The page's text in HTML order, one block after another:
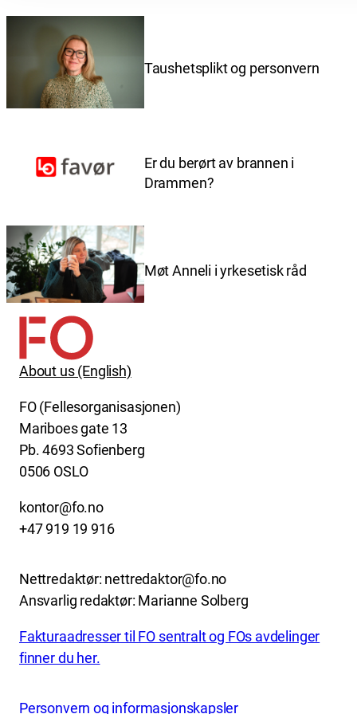
Taushetsplikt og personvern
Er du berørt av brannen i
Drammen?
Møt Anneli i yrkesetisk råd
About us (English)
FO (Fellesorganisasjonen)
Mariboes gate 13
Pb. 4693 Sofienberg
0506 OSLO
kontor@fo.no
+47 919 19 916
Nettredaktør: nettredaktor@fo.no
Ansvarlig redaktør: Marianne Solberg
Fakturaadresser til FO sentralt og FOs avdelinger
finner du her.
Personvern og informasjonskapsler